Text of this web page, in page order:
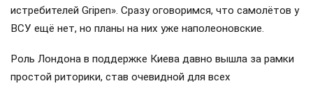
истребителей Gripen». Сразу оговоримся, что самолётов у
ВСУ ещё нет, но планы на них уже наполеоновские.
Роль Лондона в поддержке Киева давно вышла за рамки
простой риторики, став очевидной для всех